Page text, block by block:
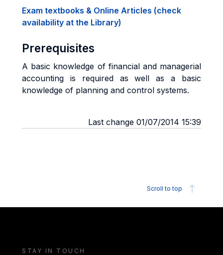
Exam textbooks & Online Articles (check
availability at the Library)
Prerequisites
A basic knowledge of financial and managerial
accounting is required as well as a basic
knowledge of planning and control systems.
Last change 01/07/2014 15:39
Scroll to top
STAY IN TOUCH